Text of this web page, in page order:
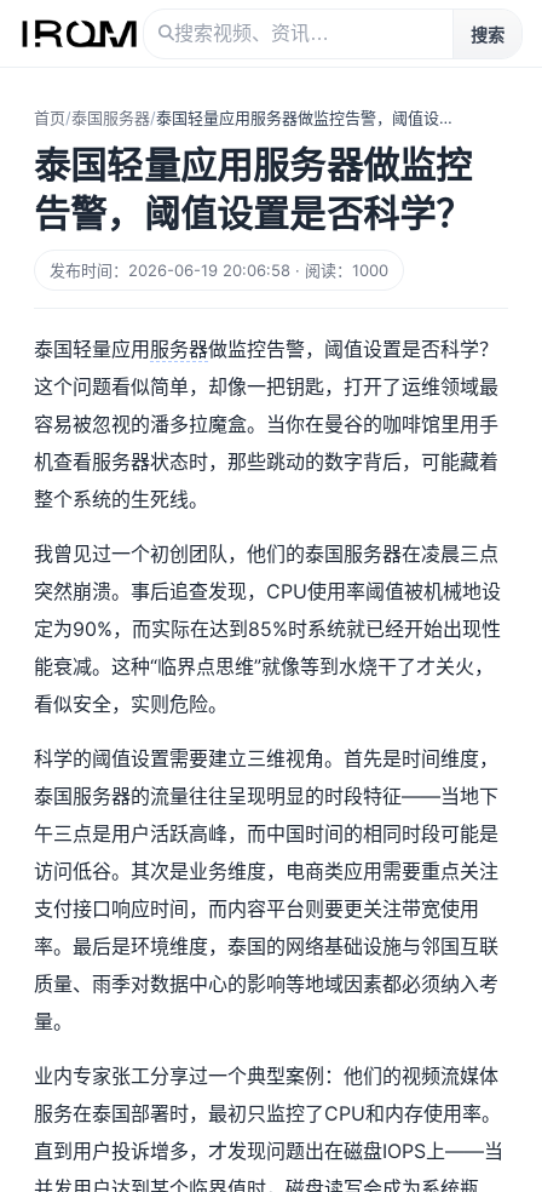
搜索
首页/泰国服务器/ 泰国轻量应用服务器做监控告警，阈值设置是否科学？
泰国轻量应用服务器做监控
告警，阈值设置是否科学？
发布时间：2026-06-19 20:06:58 · 阅读：1000
泰国轻量应用 服务器做监控告警，阈值设置是否科学？
这个问题看似简单，却像一把钥匙，打开了运维领域最
容易被忽视的潘多拉魔盒。当你在曼谷的咖啡馆里用手
机查看服务器状态时，那些跳动的数字背后，可能藏着
整个系统的生死线。
我曾见过一个初创团队，他们的泰国服务器在凌晨三点
突然崩溃。事后追查发现，CPU使用率阈值被机械地设
定为90%，而实际在达到85%时系统就已经开始出现性
能衰减。这种“临界点思维”就像等到水烧干了才关火，
看似安全，实则危险。
科学的阈值设置需要建立三维视角。首先是时间维度，
泰国服务器的流量往往呈现明显的时段特征——当地下
午三点是用户活跃高峰，而中国时间的相同时段可能是
访问低谷。其次是业务维度，电商类应用需要重点关注
支付接口响应时间，而内容平台则要更关注带宽使用
率。最后是环境维度，泰国的网络基础设施与邻国互联
质量、雨季对数据中心的影响等地域因素都必须纳入考
量。
业内专家张工分享过一个典型案例：他们的视频流媒体
服务在泰国部署时，最初只监控了CPU和内存使用率。
直到用户投诉增多，才发现问题出在磁盘IOPS上——当